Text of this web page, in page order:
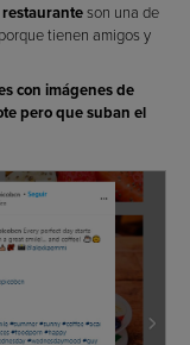
restauranteson una de
tienen amigos y
con imágenes de
pero que suban el